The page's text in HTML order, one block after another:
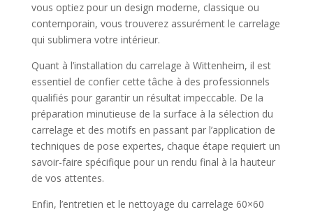
vous optiez pour un design moderne, classique ou
contemporain, vous trouverez assurément le carrelage
qui sublimera votre intérieur.
Quant à l’installation du carrelage à Wittenheim, il est
essentiel de confier cette tâche à des professionnels
qualifiés pour garantir un résultat impeccable. De la
préparation minutieuse de la surface à la sélection du
carrelage et des motifs en passant par l’application de
techniques de pose expertes, chaque étape requiert un
savoir-faire spécifique pour un rendu final à la hauteur
de vos attentes.
Enfin, l’entretien et le nettoyage du carrelage 60×60